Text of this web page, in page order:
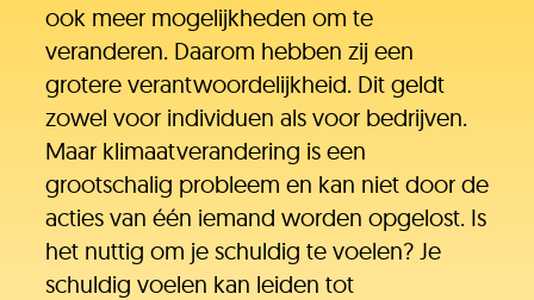
ook meer mogelijkheden om te
veranderen. Daarom hebben zij een
grotere verantwoordelijkheid. Dit geldt
zowel voor individuen als voor bedrijven.
Maar klimaatverandering is een
grootschalig probleem en kan niet door de
acties van één iemand worden opgelost. Is
het nuttig om je schuldig te voelen? Je
schuldig voelen kan leiden tot